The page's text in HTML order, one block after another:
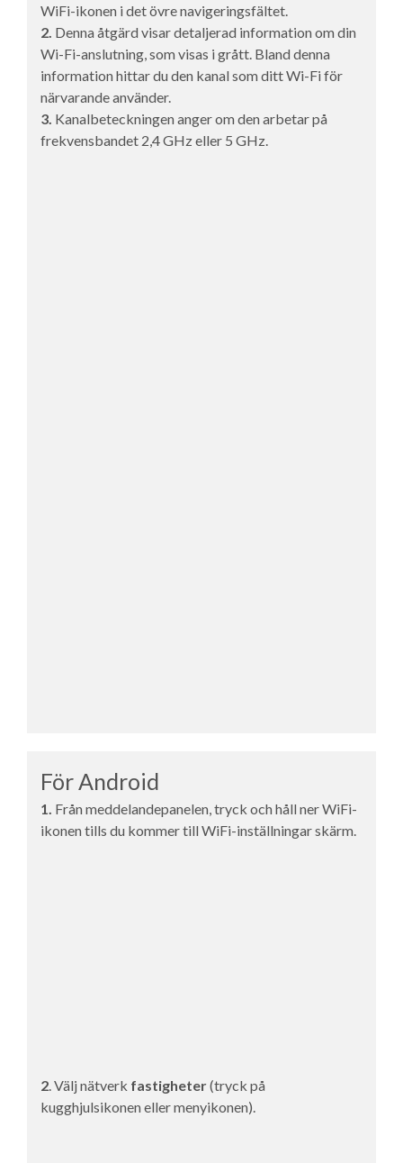
WiFi-ikonen i det övre navigeringsfältet.
2. Denna åtgärd visar detaljerad information om din
Wi-Fi-anslutning, som visas i grått. Bland denna
information hittar du den kanal som ditt Wi-Fi för
närvarande använder.
3. Kanalbeteckningen anger om den arbetar på
frekvensbandet 2,4 GHz eller 5 GHz.
För Android
1. Från meddelandepanelen, tryck och håll ner WiFi-
ikonen tills du kommer tillWiFi-inställningarskärm.
2. Välj nätverk fastigheter(tryck på
kugghjulsikonen eller menyikonen).